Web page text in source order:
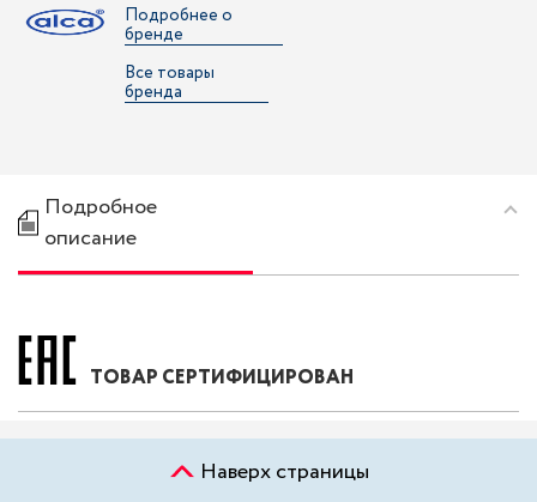
Подробнее о
бренде
Все товары
бренда
Подробное
описание
ТОВАР СЕРТИФИЦИРОВАН
Наверх страницы